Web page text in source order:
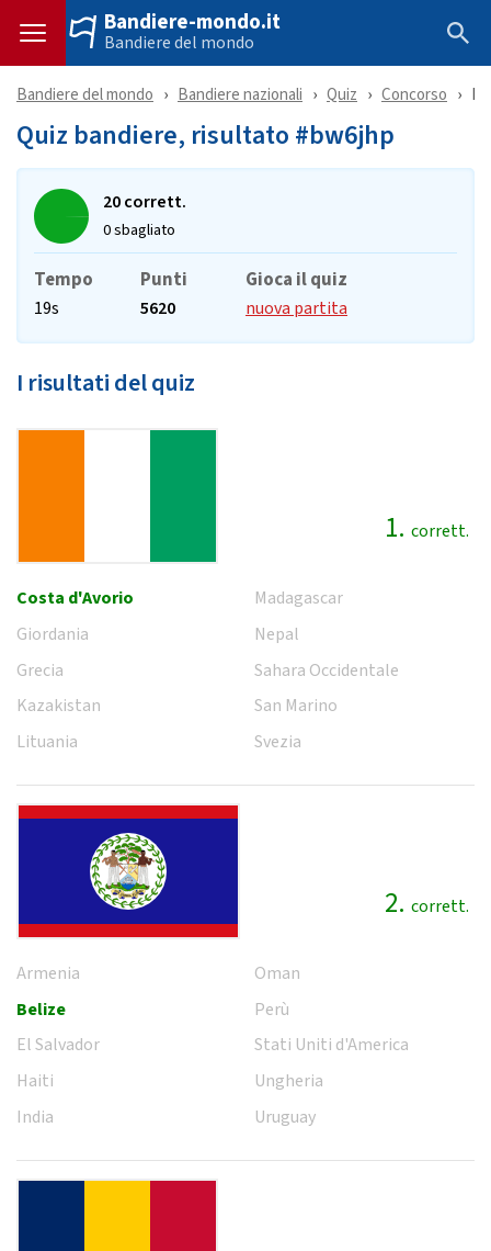
Bandiere-mondo.it
Bandiere del mondo
Bandiere del mondo Bandiere nazionali Quiz Concorso
Quiz bandiere, risultato #bw6jhp
20 corrett.
0 sbagliato
Tempo
19s
Punti
5620
Gioca il quiz
nuova partita
I risultati del quiz
1. corrett.
Costa d'Avorio
Giordania
Grecia
Kazakistan
Lituania
Madagascar
Nepal
Sahara Occidentale
San Marino
Svezia
2. corrett.
Armenia
Belize
El Salvador
Haiti
India
Oman
Perù
Stati Uniti d'America
Ungheria
Uruguay